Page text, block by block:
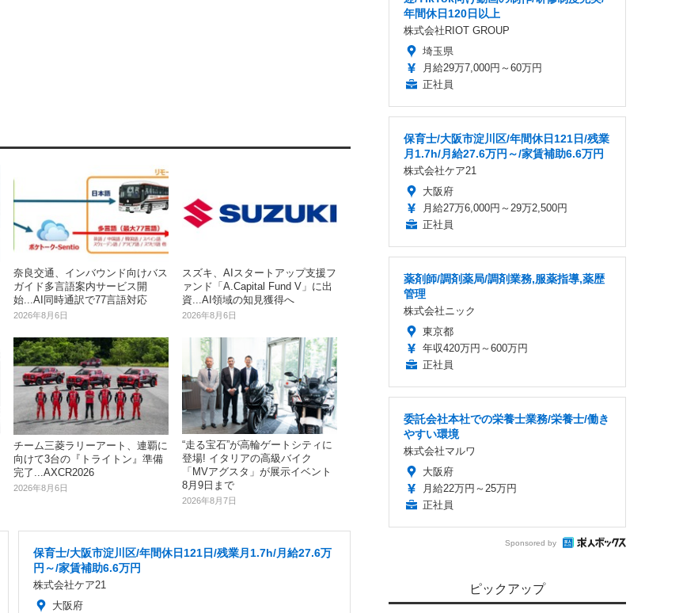
奈良交通、インバウンド向けバス
ガイド多言語案内サービス開
始...AI同時通訳で77言語対応
2026年8月6日
スズキ、AIスタートアップ支援フ
ァンド「A.Capital Fund V」に出
資...AI領域の知見獲得へ
2026年8月6日
チーム三菱ラリーアート、連覇に
向けて3台の『トライトン』準備
完了...AXCR2026
2026年8月6日
“走る宝石”が高輪ゲートシティに
登場! イタリアの高級バイク
「MVアグスタ」が展示イベント
8月9日まで
2026年8月7日
保育士/大阪市淀川区/年間休日121日/残業月1.7h/月給27.6万
円～/家賃補助6.6万円
株式会社ケア21
大阪府
年間休日120日以上
株式会社RIOT GROUP
埼玉県
月給29万7,000円～60万円
正社員
保育士/大阪市淀川区/年間休日121日/残業
月1.7h/月給27.6万円～/家賃補助6.6万円
株式会社ケア21
大阪府
月給27万6,000円～29万2,500円
正社員
薬剤師/調剤薬局/調剤業務,服薬指導,薬歴
管理
株式会社ニック
東京都
年収420万円～600万円
正社員
委託会社本社での栄養士業務/栄養士/働き
やすい環境
株式会社マルワ
大阪府
月給22万円～25万円
正社員
Sponsored by
ピックアップ